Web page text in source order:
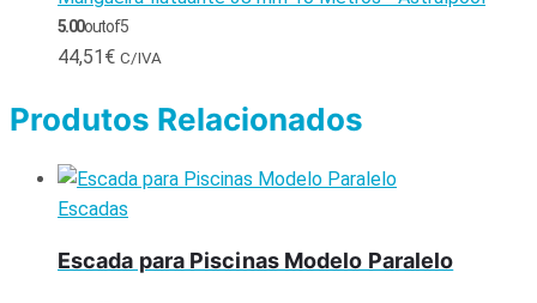
5.00out of 5
44,51€ C/IVA
Produtos Relacionados
Escadas
Escada para Piscinas Modelo Paralelo